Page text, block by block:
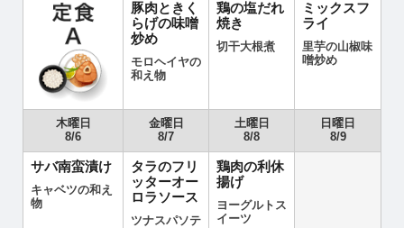
豚肉ときく
らげの味噌
炒め
モロヘイヤの
和え物
鶏の塩だれ
焼き
切干大根煮
ミックスフ
ライ
里芋の山椒味
噌炒め
木曜日
8/6
金曜日
8/7
土曜日
8/8
日曜日
8/9
サバ南蛮漬け
キャベツの和え
物
タラのフリ
ッターオー
ロラソース
ツナスパソテ
鶏肉の利休
揚げ
ヨーグルトス
イーツ